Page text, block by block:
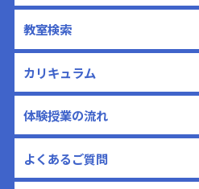
教室検索
カリキュラム
体験授業の流れ
よくあるご質問